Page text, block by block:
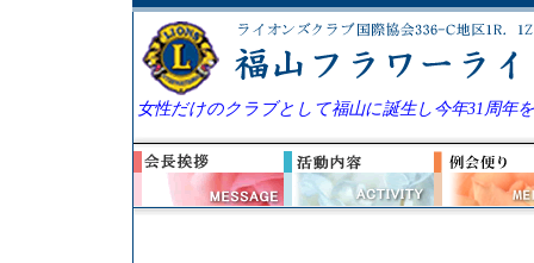
女性だけのクラブとして福山に誕生し今年31周年